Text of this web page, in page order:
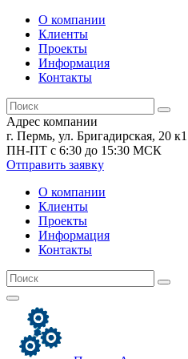
О компании
Клиенты
Проекты
Информация
Контакты
Адрес компании
г. Пермь, ул. Бригадирская, 20 к1
ПН-ПТ с 6:30 до 15:30 МСК
Отправить заявку
О компании
Клиенты
Проекты
Информация
Контакты